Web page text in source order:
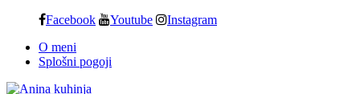
content
Facebook Youtube Instagram
O meni
Splošni pogoji